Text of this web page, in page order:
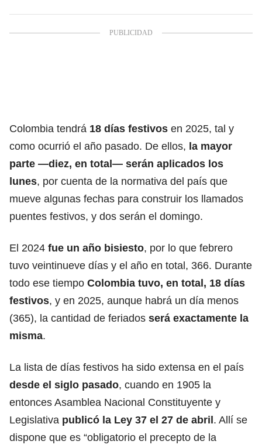
Colombia tendrá 18 días festivos en 2025, tal y
como ocurrió el año pasado. De ellos, la mayor
parte —diez, en total— serán aplicados los
lunes, por cuenta de la normativa del país que
mueve algunas fechas para construir los llamados
puentes festivos, y dos serán el domingo.
El 2024 fue un año bisiesto, por lo que febrero
tuvo veintinueve días y el año en total, 366. Durante
todo ese tiempo Colombia tuvo, en total, 18 días
festivos, y en 2025, aunque habrá un día menos
(365), la cantidad de feriados será exactamente la
misma.
La lista de días festivos ha sido extensa en el país
desde el siglo pasado, cuando en 1905 la
entonces Asamblea Nacional Constituyente y
Legislativa publicó la Ley 37 el 27 de abril. Allí se
dispone que es “obligatorio el precepto de la